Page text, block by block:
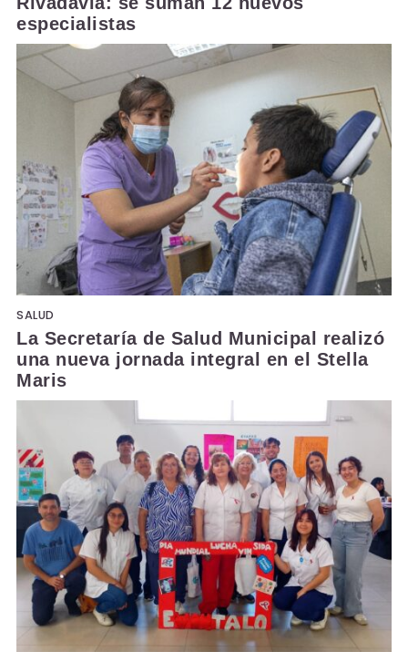
especialistas
SALUD
La Secretaría de Salud Municipal realizó
una nueva jornada integral en el Stella
Maris